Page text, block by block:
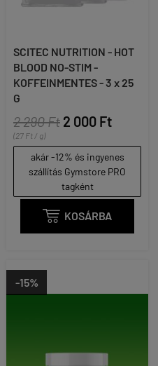
SCITEC NUTRITION - HOT
BLOOD NO-STIM -
KOFFEINMENTES - 3 x 25
G
2 290 Ft 2 000 Ft
(27 Ft / g)
akár -12% és ingyenes
szállítás Gymstore PRO
tagként
 KOSÁRBA
-15%